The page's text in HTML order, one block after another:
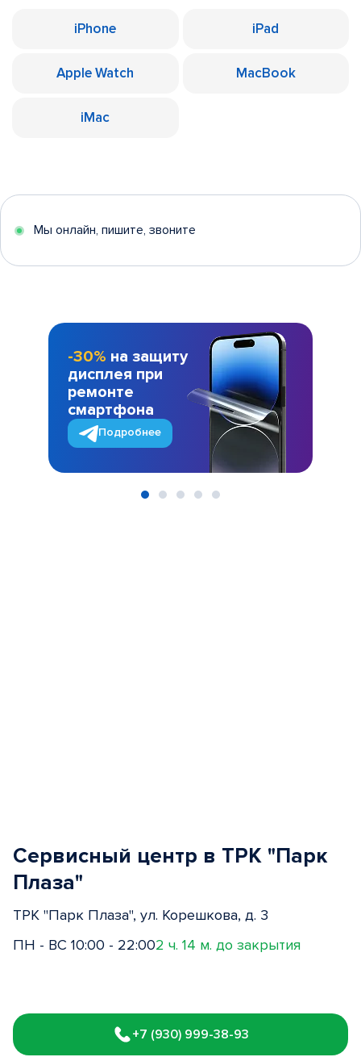
iPhone iPad
Apple Watch MacBook
iMac
Мы онлайн, пишите, звоните
-30% на защиту
дисплея при
ремонте
смартфона
Подробнее
Сервисный центр в ТРК "Парк
Плаза"
ТРК "Парк Плаза", ул. Корешкова, д. 3
ПН - ВС 10:00 - 22:002 ч. 14 м. до закрытия
1
of
+7 (930) 999-38-93